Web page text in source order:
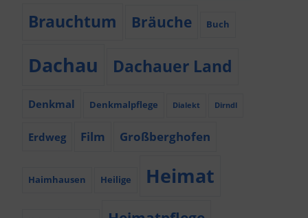
Brauchtum Bräuche Buch
Dachau Dachauer Land
Denkmal Denkmalpflege Dialekt Dirndl
Erdweg Film Großberghofen
Haimhausen Heilige Heimat